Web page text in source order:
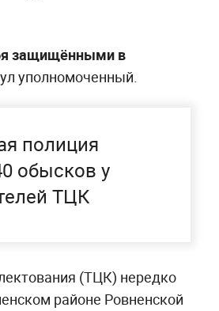
защищёнными в
уполномоченный.
полиция
обысков у
ТЦК
(ТЦК) нередко
районе Ровненской